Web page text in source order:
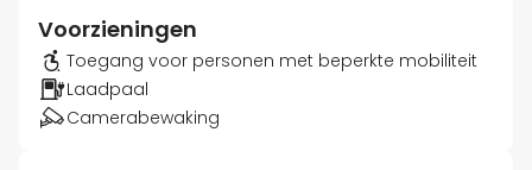
Voorzieningen
Toegang voor personen met beperkte mobiliteit
Laadpaal
Camerabewaking